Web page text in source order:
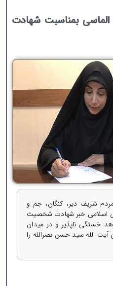
بمناسبت شهادت
شریف دیر، کنگان، جم و
اسلامی خبر شهادت شخصیت
خستگی ناپذیر و در میدان
الله سید حسن نصرالله را